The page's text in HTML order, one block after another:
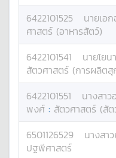
6422101525 นายเอ
ศาสตร์ (อาหารสัตว์)
6422101541 นายโยน
สัตวศาสตร์ (การผลิตสุ
6422101551 นางสาว
พงศ์ : สัตวศาสตร์ (สั
6501126529 นางสาว
ปฐพีศาสตร์